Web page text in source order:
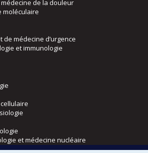
de la douleur
moléculaire
médecine d’urgence
et immunologie
et médecine nucléaire